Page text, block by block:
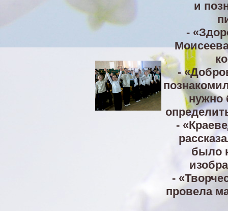
и
-
-
нужно
-
было
-
провела